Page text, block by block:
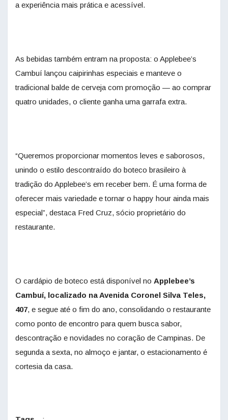
a experiência mais prática e acessível.
As bebidas também entram na proposta: o Applebee’s
Cambuí lançou caipirinhas especiais e manteve o
tradicional balde de cerveja com promoção — ao comprar
quatro unidades, o cliente ganha uma garrafa extra.
“Queremos proporcionar momentos leves e saborosos,
unindo o estilo descontraído do boteco brasileiro à
tradição do Applebee’s em receber bem. É uma forma de
oferecer mais variedade e tornar o happy hour ainda mais
especial”, destaca Fred Cruz, sócio proprietário do
restaurante.
O cardápio de boteco está disponível no Applebee’s
Cambuí, localizado na Avenida Coronel Silva Teles,
407, e segue até o fim do ano, consolidando o restaurante
como ponto de encontro para quem busca sabor,
descontração e novidades no coração de Campinas. De
segunda a sexta, no almoço e jantar, o estacionamento é
cortesia da casa.